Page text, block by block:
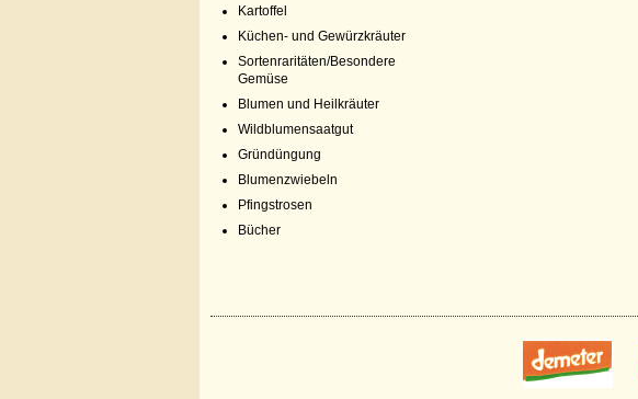
Kartoffel
Küchen- und Gewürzkräuter
Sortenraritäten/Besondere
Gemüse
Blumen und Heilkräuter
Wildblumensaatgut
Gründüngung
Blumenzwiebeln
Pfingstrosen
Bücher